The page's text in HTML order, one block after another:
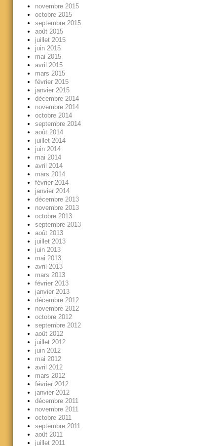
novembre 2015
octobre 2015
septembre 2015
août 2015
juillet 2015
juin 2015
mai 2015
avril 2015
mars 2015
février 2015
janvier 2015
décembre 2014
novembre 2014
octobre 2014
septembre 2014
août 2014
juillet 2014
juin 2014
mai 2014
avril 2014
mars 2014
février 2014
janvier 2014
décembre 2013
novembre 2013
octobre 2013
septembre 2013
août 2013
juillet 2013
juin 2013
mai 2013
avril 2013
mars 2013
février 2013
janvier 2013
décembre 2012
novembre 2012
octobre 2012
septembre 2012
août 2012
juillet 2012
juin 2012
mai 2012
avril 2012
mars 2012
février 2012
janvier 2012
décembre 2011
novembre 2011
octobre 2011
septembre 2011
août 2011
juillet 2011